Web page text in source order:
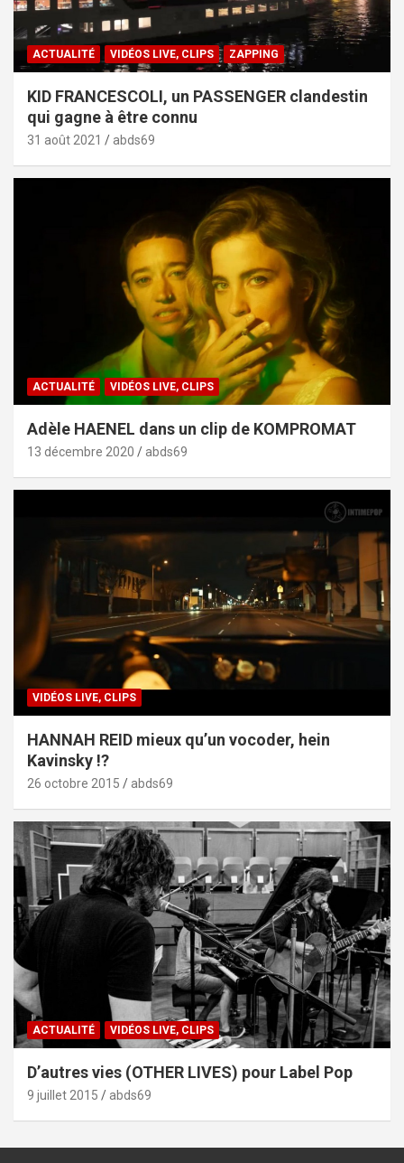
ACTUALITÉ VIDÉOS LIVE, CLIPS ZAPPING
KID FRANCESCOLI, un PASSENGER clandestin
qui gagne à être connu
31 août 2021 abds69
ACTUALITÉ VIDÉOS LIVE, CLIPS
Adèle HAENEL dans un clip de KOMPROMAT
13 décembre 2020 abds69
VIDÉOS LIVE, CLIPS
HANNAH REID mieux qu’un vocoder, hein
Kavinsky !?
26 octobre 2015 abds69
ACTUALITÉ VIDÉOS LIVE, CLIPS
D’autres vies (OTHER LIVES) pour Label Pop
9 juillet 2015 abds69